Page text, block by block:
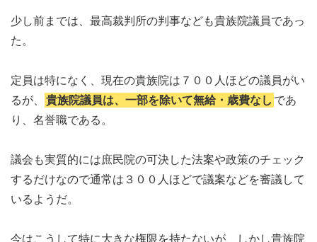
少し前までは、最高裁判所の判事なども貴族院議員であっ
た。
定員は特になく、現在の貴族院は７００人ほどの議員がい
るが、
貴族院議員は、一部を除いて無給・歳費なし であ
り、名誉職である。
議会も実質的には庶民院の可決した法案や政策のチェック
するだけなので通常は３００人ほどで議案などを審議して
いるようだ。
今はこうして特に大きな権限を持たないが、
しかし貴族院